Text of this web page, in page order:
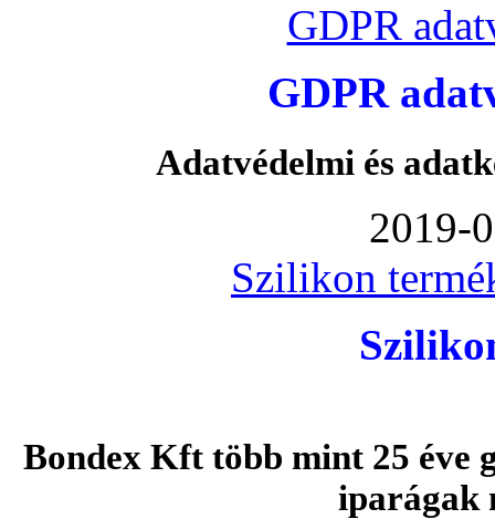
GDPR
GDPR
Adatvédelmi és
2019-
Szilikon
Bondex Kft több mint 25 éve
iparágak